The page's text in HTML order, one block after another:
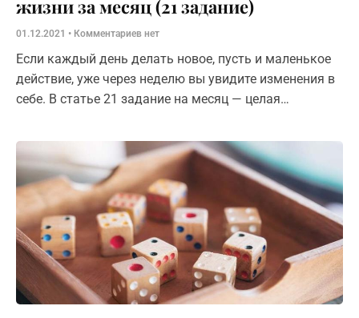
жизни за месяц (21 задание)
01.12.2021 Комментариев нет
Если каждый день делать новое, пусть и маленькое
действие, уже через неделю вы увидите изменения в
себе. В статье 21 задание на месяц — целая